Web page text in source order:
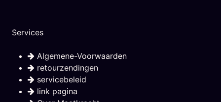
Services
Algemene-Voorwaarden
retourzendingen
servicebeleid
link pagina